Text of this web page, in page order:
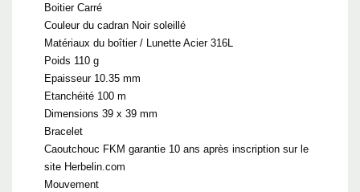
Boitier Carré
Couleur du cadran Noir soleillé
Matériaux du boîtier / Lunette Acier 316L
Poids 110 g
Epaisseur 10.35 mm
Etanchéité 100 m
Dimensions 39 x 39 mm
Bracelet
Caoutchouc FKM garantie 10 ans après inscription sur le
site Herbelin.com
Mouvement